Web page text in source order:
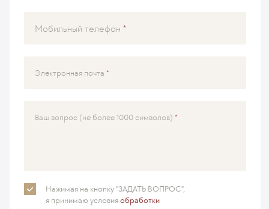
Мобильный телефон
Электронная почта
Ваш вопрос (не более 1000 символов)
Нажимая на кнопку "ЗАДАТЬ ВОПРОС",
я принимаюусловияобработки